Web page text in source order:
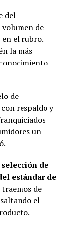
del
de
el rubro.
la más
de
respaldo y
un
de
estándar de
de
el